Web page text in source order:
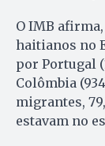
O IMB
haitianos no
por Portugal
Colômbia
migrantes,
estavam no